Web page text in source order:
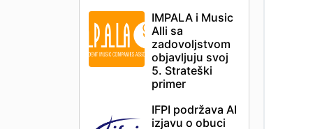
IMPALA i Music
Alli sa
zadovoljstvom
objavljuju svoj
5. Strateški
primer
IFPI podržava AI
izjavu o obuci